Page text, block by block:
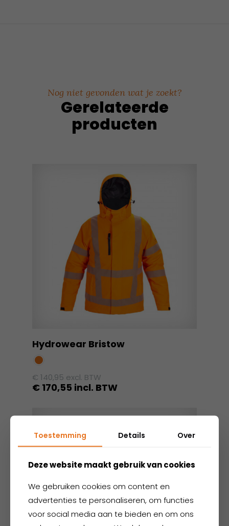
Nog niet gevonden wat je zoekt?
Gerelateerde
producten
Hydrowear Bristow
€ 140,95 excl. BTW
€ 170,55 incl. BTW
product
meerdere
Deze
kan
gekozen
worden
Toestemming Details Over
Deze website maakt gebruik van cookies
We gebruiken cookies om content en
advertenties te personaliseren, om functies
voor social media aan te bieden en om ons